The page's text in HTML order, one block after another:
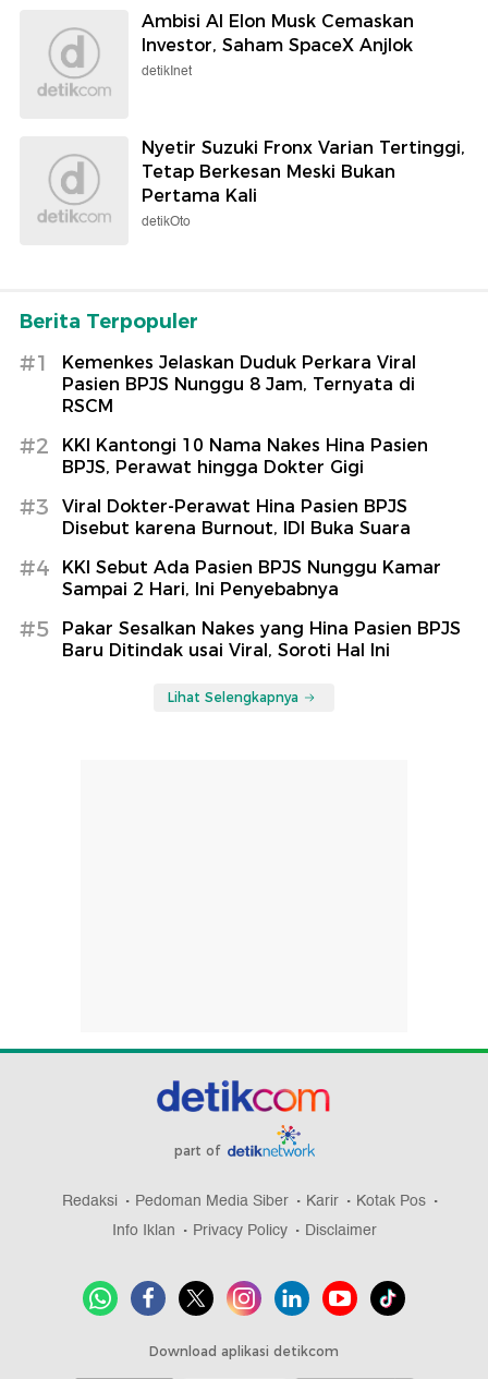
Ambisi AI Elon Musk Cemaskan
Investor, Saham SpaceX Anjlok
detikInet
Nyetir Suzuki Fronx Varian Tertinggi,
Tetap Berkesan Meski Bukan
Pertama Kali
detikOto
Berita Terpopuler
#1
Kemenkes Jelaskan Duduk Perkara Viral
Pasien BPJS Nunggu 8 Jam, Ternyata di
RSCM
#2
KKI Kantongi 10 Nama Nakes Hina Pasien
BPJS, Perawat hingga Dokter Gigi
#3
Viral Dokter-Perawat Hina Pasien BPJS
Disebut karena Burnout, IDI Buka Suara
#4
KKI Sebut Ada Pasien BPJS Nunggu Kamar
Sampai 2 Hari, Ini Penyebabnya
#5
Pakar Sesalkan Nakes yang Hina Pasien BPJS
Baru Ditindak usai Viral, Soroti Hal Ini
Lihat Selengkapnya
part of
Redaksi Pedoman Media Siber Karir
Kotak Pos
Info Iklan
Privacy Policy Disclaimer
Download aplikasi detikcom